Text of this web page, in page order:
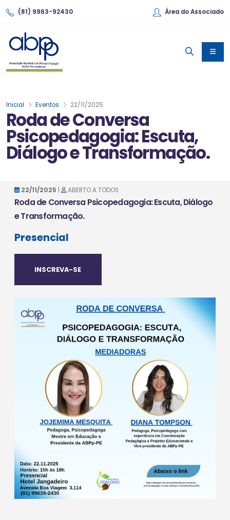
(81) 9963-92430 Área do Associado
Roda de Conversa
Psicopedagogia: Escuta,
Diálogo e Transformação.
Inicial Eventos 22/11/2025
22/11/2025 ABERTO A TODOS
Roda de Conversa Psicopedagogia: Escuta, Diálogo
e Transformação.
Presencial
INSCREVA-SE